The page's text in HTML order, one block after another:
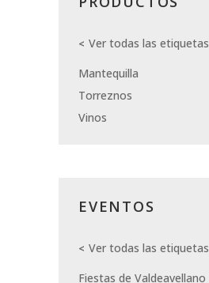
Ver todas las etiquetas
Mantequilla
Torreznos
Vinos
EVENTOS
Ver todas las etiquetas
Fiestas de Valdeavellano